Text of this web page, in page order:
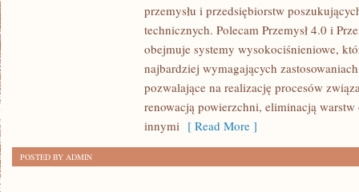
przemysłu i przedsiębiorstw
technicznych. Polecam Przemysł 4.0 i
obejmuje systemy wysokociśnieniowe,
najbardziej wymagających
pozwalające na realizację procesów
renowacją powierzchni, eliminacją
innymi [ Read More ]
POSTED BY ADMIN